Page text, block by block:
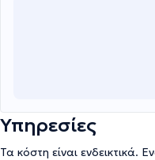
Υπηρεσίες
Τα κόστη είναι ενδεικτικά.